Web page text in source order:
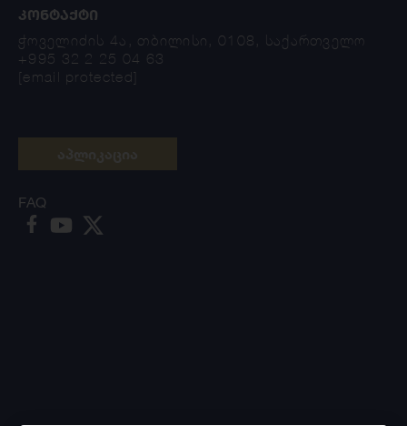
ᲙᲝᲜᲢᲐᲥᲢᲘ
ჭოველიძის 4ა, თბილისი, 0108, საქართველო
+995 32 2 25 04 63
[email protected]
FAQ